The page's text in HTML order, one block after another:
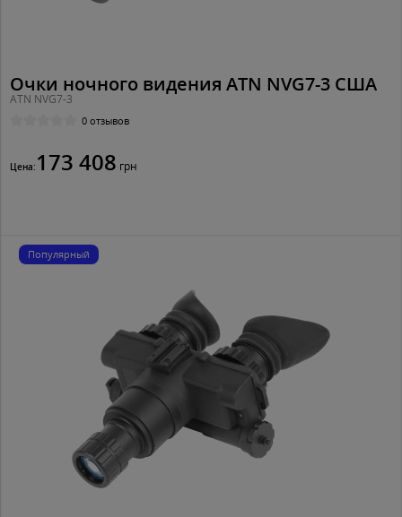
Очки ночного видения ATN NVG7-3 США
ATN NVG7-3
0 отзывов
Цена: 173 408 грн
Популярный